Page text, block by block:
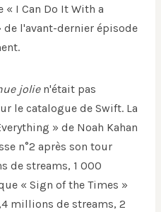
I Can Do It With a
de l'avant-dernier épisode
jolien'était pas
le catalogue de Swift. La
» de Noah Kahan
n°2 après son tour
de streams, 1 000
« Sign of the Times »
millions de streams, 2